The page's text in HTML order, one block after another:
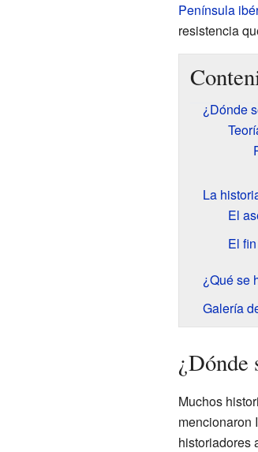
Península
resistencia
¿Dónde
La
El
El
¿Qué se
Galería
¿Dónde
Muchos
mencionaron
historiadores